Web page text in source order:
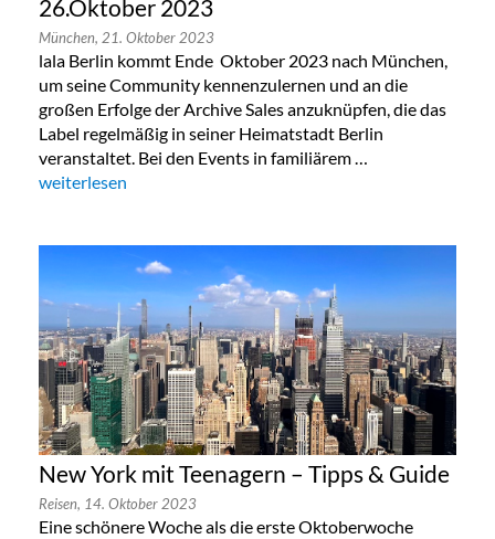
26.Oktober 2023
München, 21. Oktober 2023
lala Berlin kommt Ende Oktober 2023 nach München,
um seine Community kennenzulernen und an die
großen Erfolge der Archive Sales anzuknüpfen, die das
Label regelmäßig in seiner Heimatstadt Berlin
veranstaltet. Bei den Events in familiärem …
„Lala Berlin Flash Sale in München 24. bis 26.Oktober 2023“
weiterlesen
New York mit Teenagern – Tipps & Guide
Reisen, 14. Oktober 2023
Eine schönere Woche als die erste Oktoberwoche